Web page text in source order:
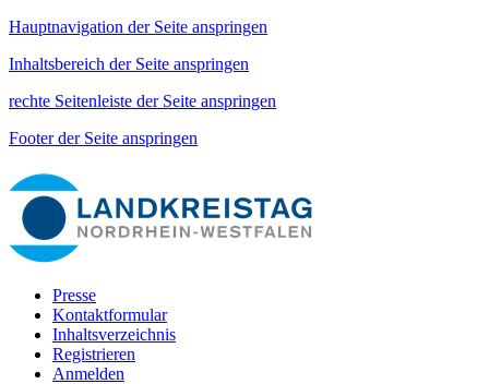
Hauptnavigation der Seite anspringen
Inhaltsbereich der Seite anspringen
rechte Seitenleiste der Seite anspringen
Footer der Seite anspringen
Presse
Kontaktformular
Inhaltsverzeichnis
Registrieren
Anmelden